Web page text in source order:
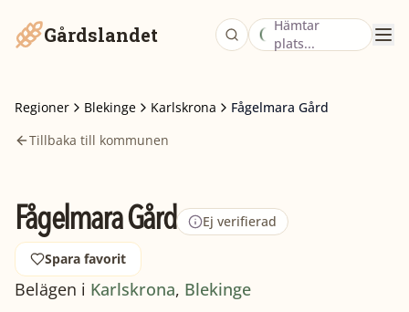
Gårdslandet
Hämtar
plats...
Regioner Blekinge Karlskrona
Fågelmara Gård
Tillbaka till kommunen
Fågelmara Gård Ej verifierad
Spara favorit
Belägen i Karlskrona, Blekinge